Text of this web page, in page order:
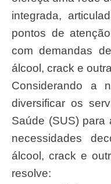
integrada,
pontos de
com demandas
álcool, crack e
Considerando a
diversificar os
Saúde (SUS)
necessidades
álcool, crack e
resolve: